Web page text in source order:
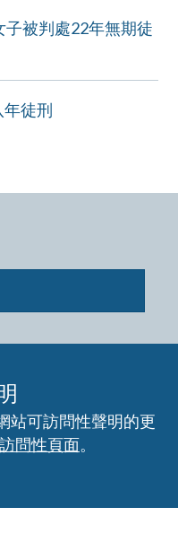
被判處22年無期徒
徒刑
站可訪問性聲明的更
問性頁面。